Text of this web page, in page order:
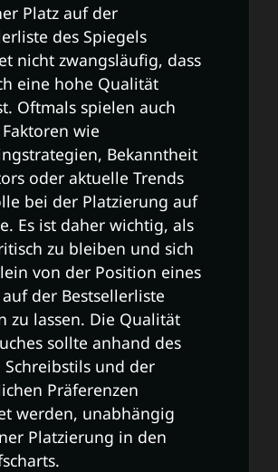
Platz auf der
des Spiegels
nicht zwangsläufig, dass
eine hohe Qualität
Oftmals spielen auch
wie
Bekanntheit
oder aktuelle Trends
bei der Platzierung auf
Es ist daher wichtig, als
zu bleiben und sich
von der Position eines
auf der Bestsellerliste
zu lassen. Die Qualität
sollte anhand des
und der
Präferenzen
werden, unabhängig
Platzierung in den